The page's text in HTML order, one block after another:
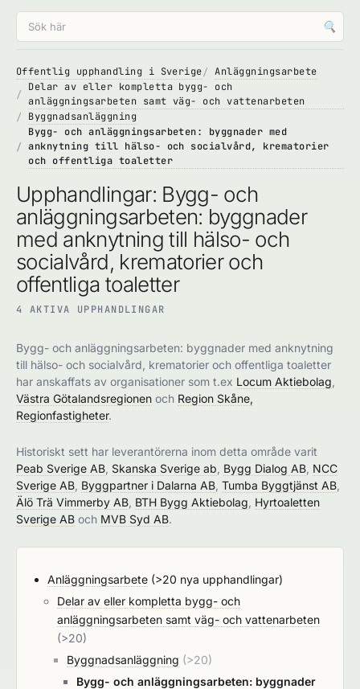
🔍
Offentlig upphandling i Sverige
Anläggningsarbete
Delar av eller kompletta bygg- och
anläggningsarbeten samt väg- och vattenarbeten
Byggnadsanläggning
Bygg- och anläggningsarbeten: byggnader med
anknytning till hälso- och socialvård, krematorier
och offentliga toaletter
Upphandlingar: Bygg- och
anläggningsarbeten: byggnader
med anknytning till hälso- och
socialvård, krematorier och
offentliga toaletter
4 AKTIVA UPPHANDLINGAR
Bygg- och anläggningsarbeten: byggnader med anknytning
till hälso- och socialvård, krematorier och offentliga toaletter
har anskaffats av organisationer som t.ex Locum Aktiebolag
Västra Götalandsregionen och Region Skåne,
Regionfastigheter.
Historiskt sett har leverantörerna inom detta område varit
Peab Sverige AB Skanska Sverige ab Bygg Dialog AB NCC
Sverige AB Byggpartner i Dalarna AB Tumba Byggtjänst AB
Älö Trä Vimmerby AB BTH Bygg Aktiebolag Hyrtoaletten
Sverige AB och MVB Syd AB.
Anläggningsarbete (>20 nya upphandlingar)
Delar av eller kompletta bygg- och
anläggningsarbeten samt väg- och vattenarbeten
(>20)
Byggnadsanläggning (>20)
Bygg- och anläggningsarbeten: byggnader